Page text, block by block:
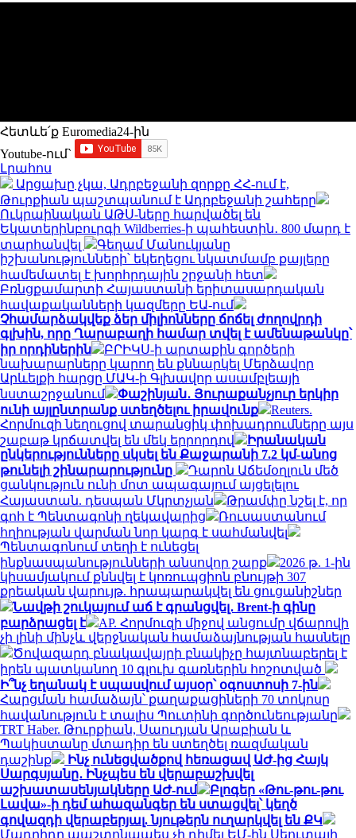
Հետևե՛ք Euromedia24-ին
Youtube-ում`
Լրահոս
Արցախը չկա, Ադրբեջանի զորքը ՀՀ-ում է,
Թուրքիան պաշտպանում է Ադրբեջանի շահերը
Ուկրաինական ԱԹՍ-ները հարվածել են
Եկատերինբուրգի Wildberries-ի պահեստին․ 800 մարդ է
տարհանվել
Գեղամ Մանուկյանը
իշխանությունների՝ եկեղեցու նկատմամբ քայլերը
համեմատել է խորհրդային շրջանի հետ
Բռնցքամարտի Հայաստանի երիտասարդական
հավաքականների կազմերը ԵԱ-ում
Չհամարձակվեք ձեր միլիոնները ճոճել ժողովրդի
գլխին, որը Ղարաբաղի համար տվել է ամենաթանկը՝
իր որդիներին
ԲՐԻԿՍ-ի արտաքին գործերի
նախարարները կարող են քննարկել Մերձավոր
Արևելքի հարցը ՄԱԿ-ի Գլխավոր ասամբլեայի
նստաշրջանում
Փաշինյան․ Յուրաքանչյուր երկիր
ունի այլընտրանք ստեղծելու իրավունք
Reuters.
Հորմուզի նեղուցով տարանցիկ փոխադրումները այս
շաբաթ կրճատվել են մեկ երրորդով
Իրանական
ընկերությունները սկսել են Քաջարանի 7.2 կմ-անոց
թունելի շինարարությունը
Դարոն Աճեմօղլուն մեծ
ցանկություն ունի մոտ ապագայում այցելելու
Հայաստան. դեսպան Մկրտչյան
Թրամփը նշել է, որ
գոհ է Պենտագոնի ղեկավարից
Ռուսաստանում
հղիության վարման նոր կարգ է սահմանվել
Պենտագոնում տեղի է ունեցել
ինքնասպանությունների անսովոր շարք
2026 թ. 1-ին
կիսամյակում քննվել է կոռուպցիոն բնույթի 307
քրեական վարույթ. հրապարակվել են ցուցանիշներ
Նավթի շուկայում աճ է գրանցվել․ Brent-ի գինը
բարձրացել է
AP. Հորմուզի միջով անցումը վճարովի
չի լինի մինչև վերջնական համաձայնության հասնելը
Ծովազարդ բնակավայրի բնակիչը հայտնաբերել է
իրեն պատկանող 10 գլուխ գառներին հոշոտված
Ի՞նչ եղանակ է սպասվում այսօր՝ օգոստոսի 7-ին
Հարցման համաձայն՝ քաղաքացիների 70 տոկոսը
հավանություն է տալիս Պուտինի գործունեությանը
TRT Haber. Թուրքիան, Սաուդյան Արաբիան և
Պակիստանը մտադիր են ստեղծել ռազմական
դաշինք
Ինչ ունեցվածքով հեռացավ ԱԺ-ից Հայկ
Սարգսյանը․ Ինչպես են վերաբաշխվել
աշխատասենյակները ԱԺ-ում
Բլոգեր «Թու-թու-թու
Լավա»-ի դեմ ահազանգեր են ստացվել՝ կեղծ
գովազդի վերաբերյալ. նյութերն ուղարկվել են ՔԿ
Մադրիդը պաշտոնապես չի դիմել ԵՄ-ին Սեուտայի ​​